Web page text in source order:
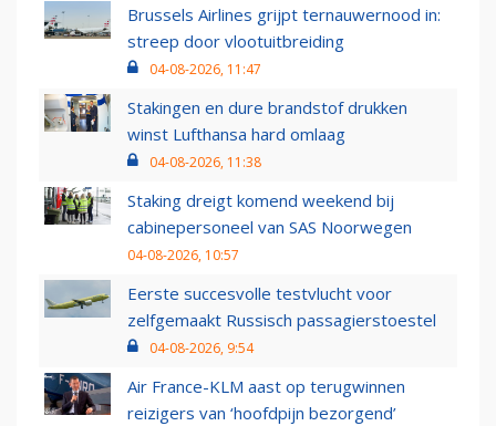
Brussels Airlines grijpt ternauwernood in:
streep door vlootuitbreiding
04-08-2026, 11:47
Stakingen en dure brandstof drukken
winst Lufthansa hard omlaag
04-08-2026, 11:38
Staking dreigt komend weekend bij
cabinepersoneel van SAS Noorwegen
04-08-2026, 10:57
Eerste succesvolle testvlucht voor
zelfgemaakt Russisch passagierstoestel
04-08-2026, 9:54
Air France-KLM aast op terugwinnen
reizigers van ‘hoofdpijn bezorgend’